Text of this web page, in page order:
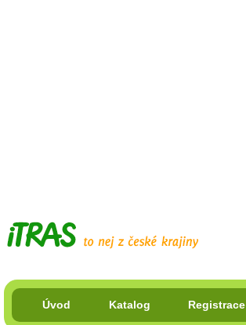
Úvod Katalog Registrace